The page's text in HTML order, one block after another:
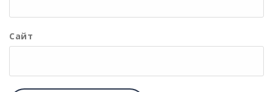
Сайт